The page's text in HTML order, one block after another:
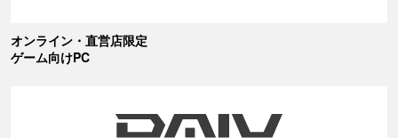
オンライン・直営店限定
ゲーム向けPC